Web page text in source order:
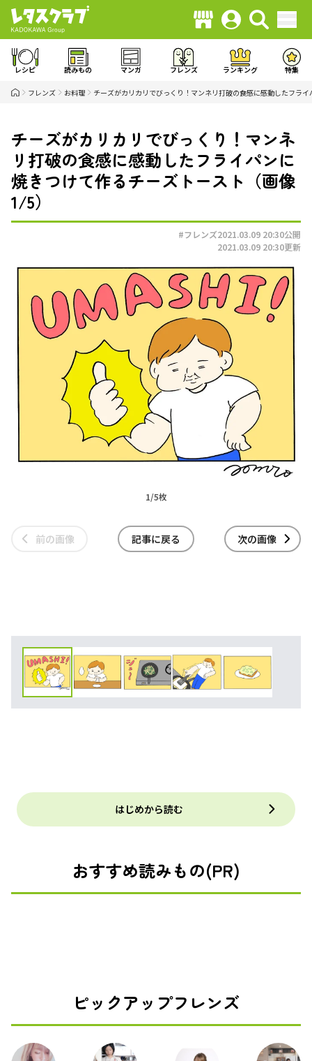
レシピ 読みもの マンガ フレンズ ランキング 特集
フレンズ お料理 チーズがカリカリでびっくり！マンネリ打破の食感に感動したフラ
チーズがカリカリでびっくり！マンネ
リ打破の食感に感動したフライパンに
焼きつけて作るチーズトースト（画像
1/5）
#フレンズ2021.03.09 20:30公開
2021.03.09 20:30更新
1/5枚
前の画像 記事に戻る 次の画像
はじめから読む
おすすめ読みもの(PR)
ピックアップフレンズ